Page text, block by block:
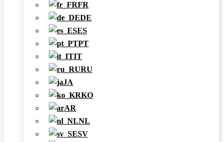
FR
DE
ES
PT
IT
RU
JA
KO
AR
NL
SV